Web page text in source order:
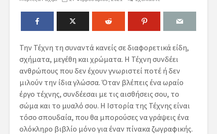
Την Τέχνη τη συναντά κανείς σε διαφορετικά είδη,
σχήματα, μεγέθη και χρώματα. Η Τέχνη συνδέει
ανθρώπους που δεν έχουν γνωριστεί ποτέ ή δεν
μιλούν την ίδια γλώσσα. Όταν βλέπεις ένα ωραίο
έργο τέχνης, συνδέεσαι με τις αισθήσεις σου, το
σώμα και το μυαλό σου. Η Ιστορία της Τέχνης είναι
τόσο σπουδαία, που θα μπορούσες να γράψεις ένα
ολόκληρο βιβλίο μόνο για έναν πίνακα ζωγραφικής.